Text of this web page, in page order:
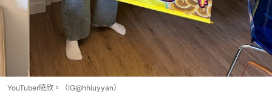
YouTuber曉欣。（IG@hhiuyyan）